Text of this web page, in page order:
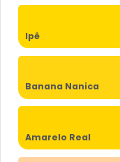
Ipê
Banana Nanica
Amarelo Real